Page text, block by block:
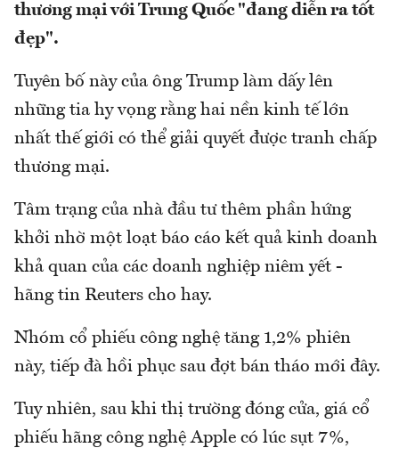
thương mại với Trung Quốc "đang diễn ra tốt
đẹp".
Tuyên bố này của ông Trump làm dấy lên
những tia hy vọng rằng hai nền kinh tế lớn
nhất thế giới có thể giải quyết được tranh chấp
thương mại.
Tâm trạng của nhà đầu tư thêm phần hứng
khởi nhờ một loạt báo cáo kết quả kinh doanh
khả quan của các doanh nghiệp niêm yết -
hãng tin Reuters cho hay.
Nhóm cổ phiếu công nghệ tăng 1,2% phiên
này, tiếp đà hồi phục sau đợt bán tháo mới đây.
Tuy nhiên, sau khi thị trường đóng cửa, giá cổ
phiếu hãng công nghệ Apple có lúc sụt 7%,